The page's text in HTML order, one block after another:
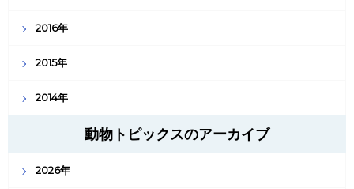
2016年
2015年
2014年
動物トピックスのアーカイブ
2026年